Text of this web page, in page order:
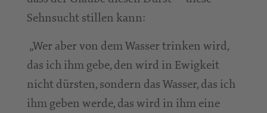
Sehnsucht stillen kann:
„Wer aber von dem Wasser trinken wird,
das ich ihm gebe, den wird in Ewigkeit
nicht dürsten, sondern das Wasser, das ich
ihm geben werde, das wird in ihm eine